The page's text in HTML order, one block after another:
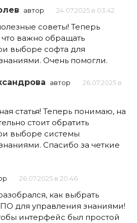
автор 24.07.2025 в 03:42
советы! Теперь
важно обращать
выборе софта для
Очень помогли.
автор
26.07.2025 в
статья! Теперь понимаю, на
стоит обратить
выборе системы
Спасибо за четкие
26.07.2025 в 20:46
как выбрать
для управления знаниями!
интерфейс был простой